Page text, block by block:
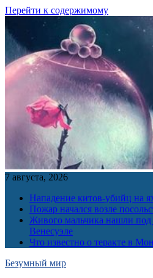
Перейти к содержимому
7 августа, 2026
Нападение китов-убийц на
Пожар начался возле
Живого мальчика нашли под
Венесуэле
Что известно о теракте в
Безумный мир